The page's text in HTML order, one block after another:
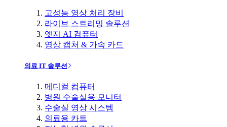
고성능 영상 처리 장비
라이브 스트리밍 솔루션
엣지 AI 컴퓨터
영상 캡처 & 가속 카드
의료 IT 솔루션
메디컬 컴퓨터
병원 수술실용 모니터
수술실 영상 시스템
의료용 카트